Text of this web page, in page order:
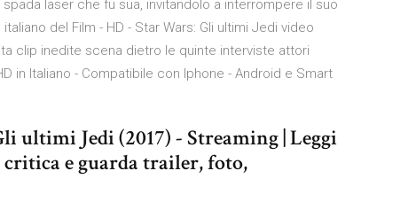
laser che fu sua, invitandolo a interrompere il suo
del Film - HD - Star Wars: Gli ultimi Jedi video
clip inedite scena dietro le quinte interviste attori
in Italiano - Compatibile con Iphone - Android e Smart
ultimi Jedi (2017) - Streaming | Leggi
e guarda trailer, foto,